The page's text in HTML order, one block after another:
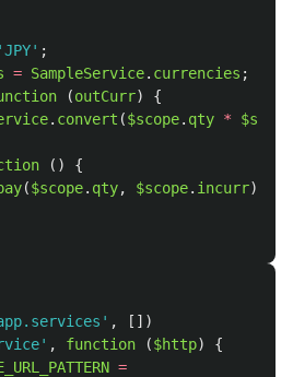
'JPY' ;
= SampleService. currencies ;
(outCurr)
{
. convert ($scope. qty *
$scope
()
{
($scope. qty, $scope. incurr);
' ,
[])
' , function ($http)
{
=